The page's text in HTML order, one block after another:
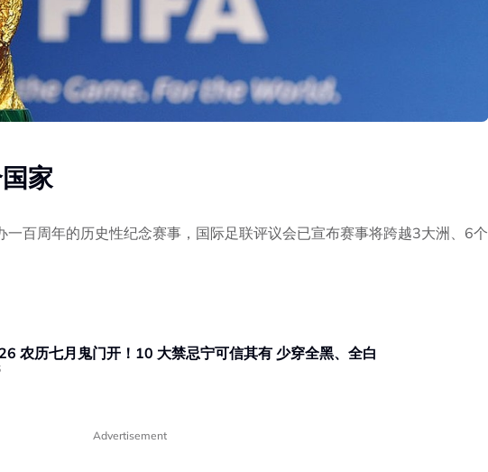
家
百周年的历史性纪念赛事，国际足联评议会已宣布赛事将跨越3大洲、6个
知多点 | 2026 农历七月鬼门开！10 大禁忌宁可信其有 少穿全黑、全白
Advertisement